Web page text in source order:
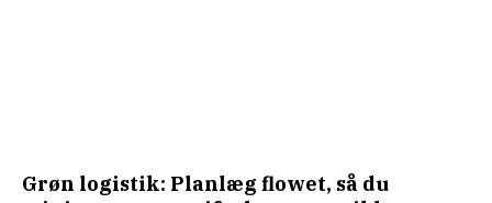
Grøn logistik: Planlæg flowet, så du